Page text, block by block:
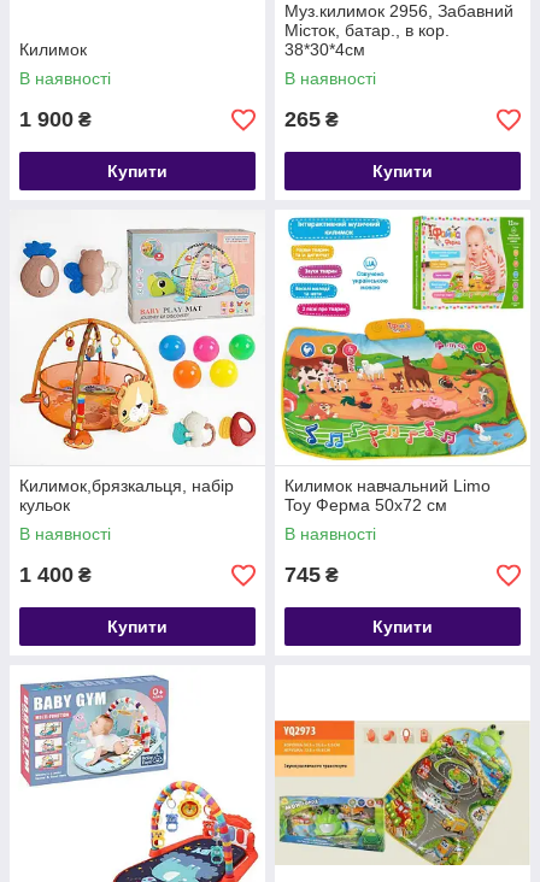
Килимок
В наявності
1 900 ₴
Купити
Муз.килимок 2956, Забавний
Місток, батар., в кор.
38*30*4см
В наявності
265 ₴
Купити
Килимок,брязкальця, набір
кульок
В наявності
1 400 ₴
Купити
Килимок навчальний Limo
Toy Ферма 50х72 см
В наявності
745 ₴
Купити